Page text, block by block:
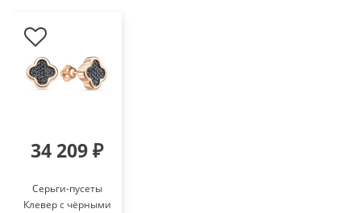
34 209 ₽
Серьги-пусеты
Клевер с чёрными